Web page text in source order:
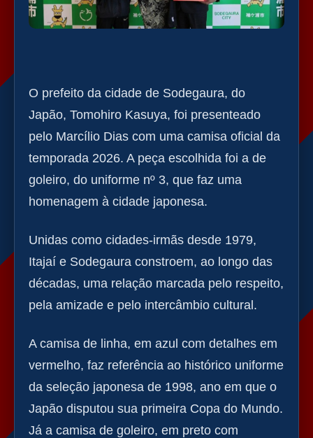
O prefeito da cidade de Sodegaura, do
Japão, Tomohiro Kasuya, foi presenteado
pelo Marcílio Dias com uma camisa oficial da
temporada 2026. A peça escolhida foi a de
goleiro, do uniforme nº 3, que faz uma
homenagem à cidade japonesa.
Unidas como cidades-irmãs desde 1979,
Itajaí e Sodegaura constroem, ao longo das
décadas, uma relação marcada pelo respeito,
pela amizade e pelo intercâmbio cultural.
A camisa de linha, em azul com detalhes em
vermelho, faz referência ao histórico uniforme
da seleção japonesa de 1998, ano em que o
Japão disputou sua primeira Copa do Mundo.
Já a camisa de goleiro, em preto com